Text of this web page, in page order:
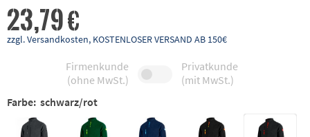
23,79 €
zzgl. Versandkosten, KOSTENLOSER VERSAND AB 150€
Firmenkunde
(ohne MwSt.)
Privatkunde
(mit MwSt.)
Farbe: schwarz/rot